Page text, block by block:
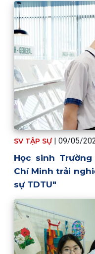
SV TẬP SỰ | 09/05/
Học sinh
Chí Minh trải
sự TDTU"